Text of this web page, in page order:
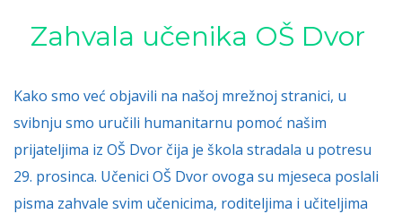
Zahvala učenika OŠ Dvor
Kako smo već objavili na našoj mrežnoj stranici, u
svibnju smo uručili humanitarnu pomoć našim
prijateljima iz OŠ Dvor čija je škola stradala u potresu
29. prosinca. Učenici OŠ Dvor ovoga su mjeseca poslali
pisma zahvale svim učenicima, roditeljima i učiteljima